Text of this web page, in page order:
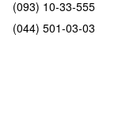
(093) 10-33-555
(044) 501-03-03